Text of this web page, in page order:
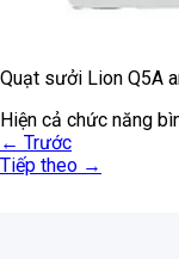
Quạt sưởi Lion Q5A
Hiện cả chức năng
← Trước
Tiếp theo →